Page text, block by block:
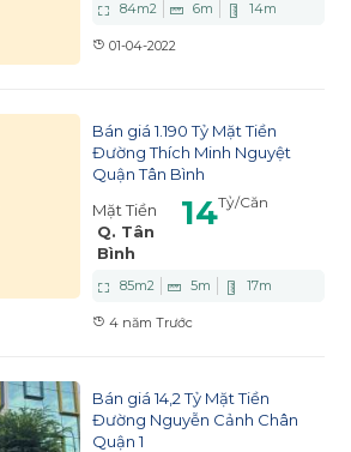
84m2 6m 14m
01-04-2022
Bán giá 1.190 Tỷ Mặt Tiền
Đường Thích Minh Nguyệt
Quận Tân Bình
Mặt Tiền
Q. Tân
Bình
14Tỷ/Căn
85m2 5m 17m
4 năm Trước
Bán giá 14,2 Tỷ Mặt Tiền
Đường Nguyễn Cảnh Chân
Quận 1